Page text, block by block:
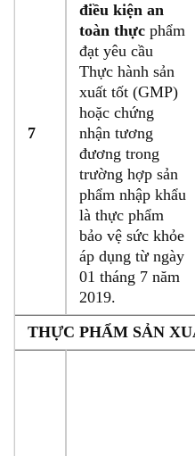
7
điều kiện an
toàn thực phẩm
đạt yêu cầu
Thực hành sản
xuất tốt (GMP)
hoặc chứng
nhận tương
đương trong
trường hợp sản
phẩm nhập khẩu
là thực phẩm
bảo vệ sức khỏe
áp dụng từ ngày
01 tháng 7 năm
2019.
THỰC PHẨM SẢN